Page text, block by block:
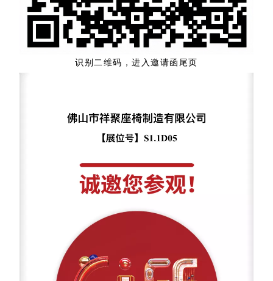
识别二维码，进入邀请函尾页